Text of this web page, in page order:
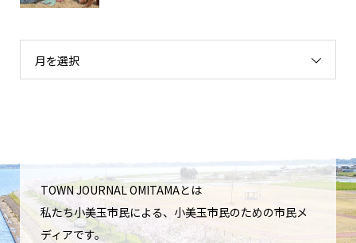
月を選択
TOWN JOURNAL OMITAMAとは
私たち小美玉市民による、小美玉市民のための市民メ
ディアです。